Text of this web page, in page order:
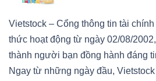
Vietstock – Cổng thông tin tài
thức hoạt động từ ngày 02/08/
thành người bạn đồng hành đáng
Ngay từ những ngày đầu,